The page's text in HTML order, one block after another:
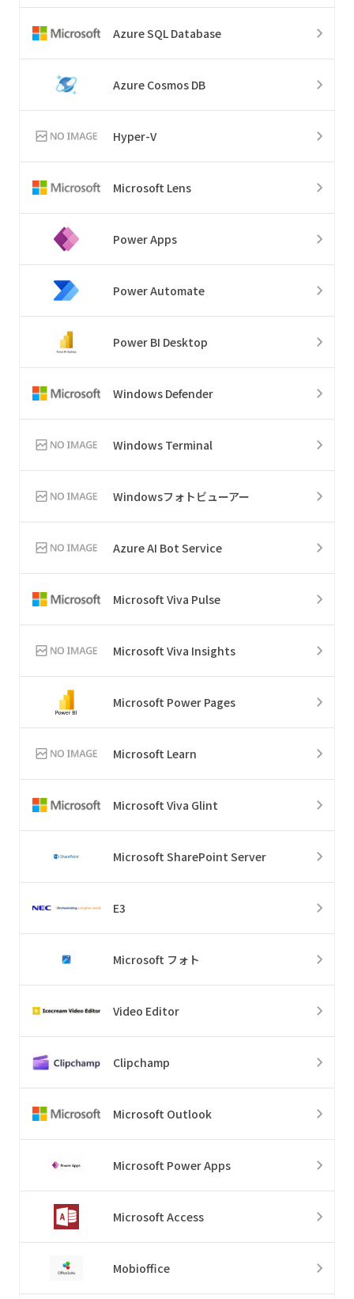
Azure SQL Database
Azure Cosmos DB
Hyper-V
Microsoft Lens
Power Apps
Power Automate
Power BI Desktop
Windows Defender
Windows Terminal
Windowsフォトビューアー
Azure AI Bot Service
Microsoft Viva Pulse
Microsoft Viva Insights
Microsoft Power Pages
Microsoft Learn
Microsoft Viva Glint
Microsoft SharePoint Server
E3
Microsoft フォト
Video Editor
Clipchamp
Microsoft Outlook
Microsoft Power Apps
Microsoft Access
Mobioffice